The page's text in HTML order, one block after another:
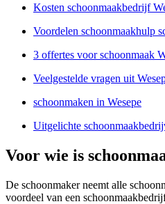
Kosten schoonmaakbedrijf
Voordelen schoonmaakhulp
3 offertes voor schoonmaak
Veelgestelde vragen uit
schoonmaken in Wesepe
Uitgelichte
Voor wie is
De schoonmaker neemt alle
voordeel van een